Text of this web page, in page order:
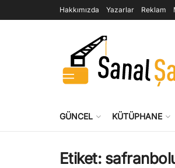
Hakkımızda Yazarlar Reklam
GÜNCEL KÜTÜPHANE
Etiket: